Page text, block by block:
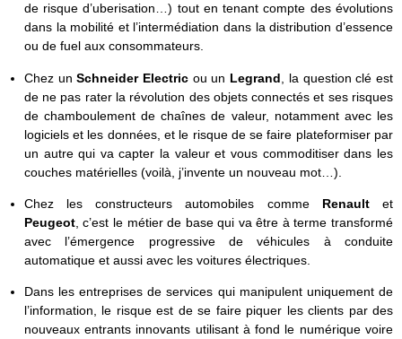
de risque d’uberisation…) tout en tenant compte des évolutions
dans la mobilité et l’intermédiation dans la distribution d’essence
ou de fuel aux consommateurs.
Chez unSchneider Electric ou un Legrand , la question clé est
de ne pas rater la révolution des objets connectés et ses risques
de chamboulement de chaînes de valeur, notamment avec les
logiciels et les données, et le risque de se faire plateformiser par
un autre qui va capter la valeur et vous commoditiser dans les
couches matérielles (voilà, j’invente un nouveau mot…).
Chez les constructeurs automobiles comme Renaultet
Peugeot, c’est le métier de base qui va être à terme transformé
avec l’émergence progressive de véhicules à conduite
automatique et aussi avec les voitures électriques.
Dans les entreprises de services qui manipulent uniquement de
l’information, le risque est de se faire piquer les clients par des
nouveaux entrants innovants utilisant à fond le numérique voire